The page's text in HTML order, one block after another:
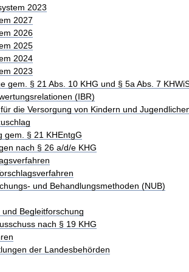
2023
2027
2026
2025
2024
2023
gem. § 21 Abs. 10 KHG und § 5a Abs. 7
(IBR)
die Versorgung von Kindern und
gem. § 21 KHEntgG
nach § 26 a/d/e KHG
und Behandlungsmethoden (NUB)
Begleitforschung
nach § 19 KHG
der Landesbehörden